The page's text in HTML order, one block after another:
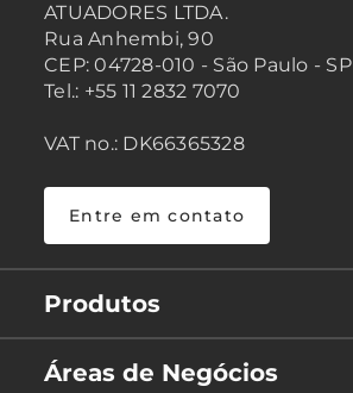
ATUADORES LTDA.
Rua Anhembi, 90
CEP: 04728-010 - São Paulo - SP
Tel.: +55 11 2832 7070
VAT no.: DK66365328
Entre em contato
Produtos
Áreas de Negócios